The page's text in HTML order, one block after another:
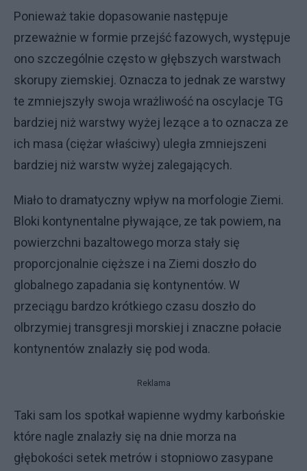
Ponieważ takie dopasowanie następuje
przeważnie w formie przejść fazowych, występuje
ono szczególnie często w głębszych warstwach
skorupy ziemskiej. Oznacza to jednak ze warstwy
te zmniejszyły swoja wrażliwość na oscylacje TG
bardziej niż warstwy wyżej lezące a to oznacza ze
ich masa (ciężar właściwy) uległa zmniejszeni
bardziej niż warstw wyżej zalegających.
Miało to dramatyczny wpływ na morfologie Ziemi.
Bloki kontynentalne pływające, ze tak powiem, na
powierzchni bazaltowego morza stały się
proporcjonalnie cięższe i na Ziemi doszło do
globalnego zapadania się kontynentów. W
przeciągu bardzo krótkiego czasu doszło do
olbrzymiej transgresji morskiej i znaczne połacie
kontynentów znalazły się pod woda.
Reklama
Taki sam los spotkał wapienne wydmy karbońskie
które nagle znalazły się na dnie morza na
głębokości setek metrów i stopniowo zasypane